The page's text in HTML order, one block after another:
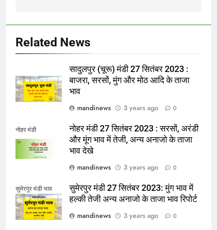
Related News
सादुलपुर (चूरू) मंडी 27 सितंबर 2023 :
बाजरा, सरसों, मुंग और मोठ आदि के ताजा
भाव
mandinews
3 years ago 0
नोहर मंडी
नोहर मंडी 27 सितंबर 2023 : सरसों, अरंडी
और मूंग भाव में तेजी, अन्य अनाजो के ताजा
भाव देखे
mandinews
3 years ago 0
सुमेरपुर मंडी भाव
सुमेरपुर मंडी 27 सितंबर 2023: मुंग भाव में
हल्की तेजी अन्य अनाजो के ताजा भाव रिपोर्ट
mandinews
3 years ago 0